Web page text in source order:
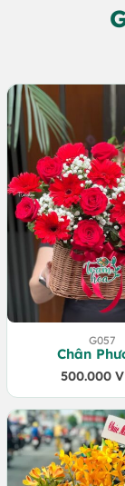
G057
Chân
500.000